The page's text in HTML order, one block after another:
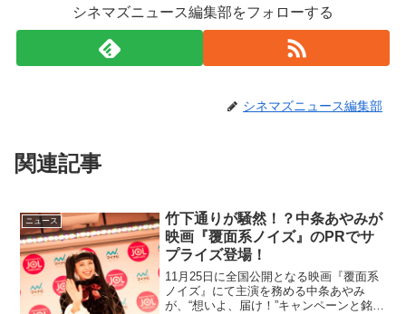
シネマズニュース編集部をフォローする
シネマズニュース編集部
関連記事
ニュース
竹下通りが騒然！？中条あやみが
映画『覆面系ノイズ』のPRでサ
プライズ登場！
11月25日に全国公開となる映画『覆面系
ノイズ』にて主演を務める中条あやみ
が、“想いよ、届け！”キャンペーンと銘打